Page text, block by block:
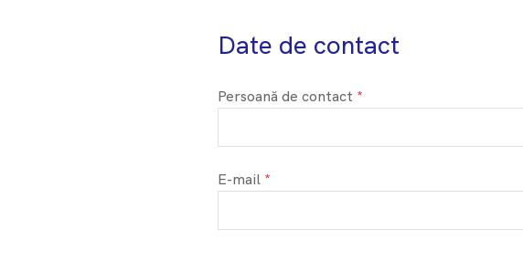
Date de contact
Persoană de contact
E-mail